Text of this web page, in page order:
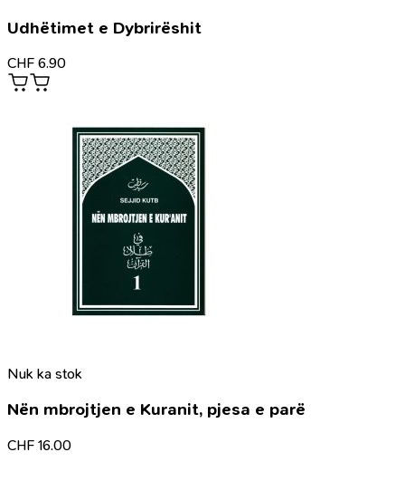
Udhëtimet e Dybrirëshit
CHF 6.90
Nuk ka stok
Nën mbrojtjen e Kuranit, pjesa e parë
CHF 16.00